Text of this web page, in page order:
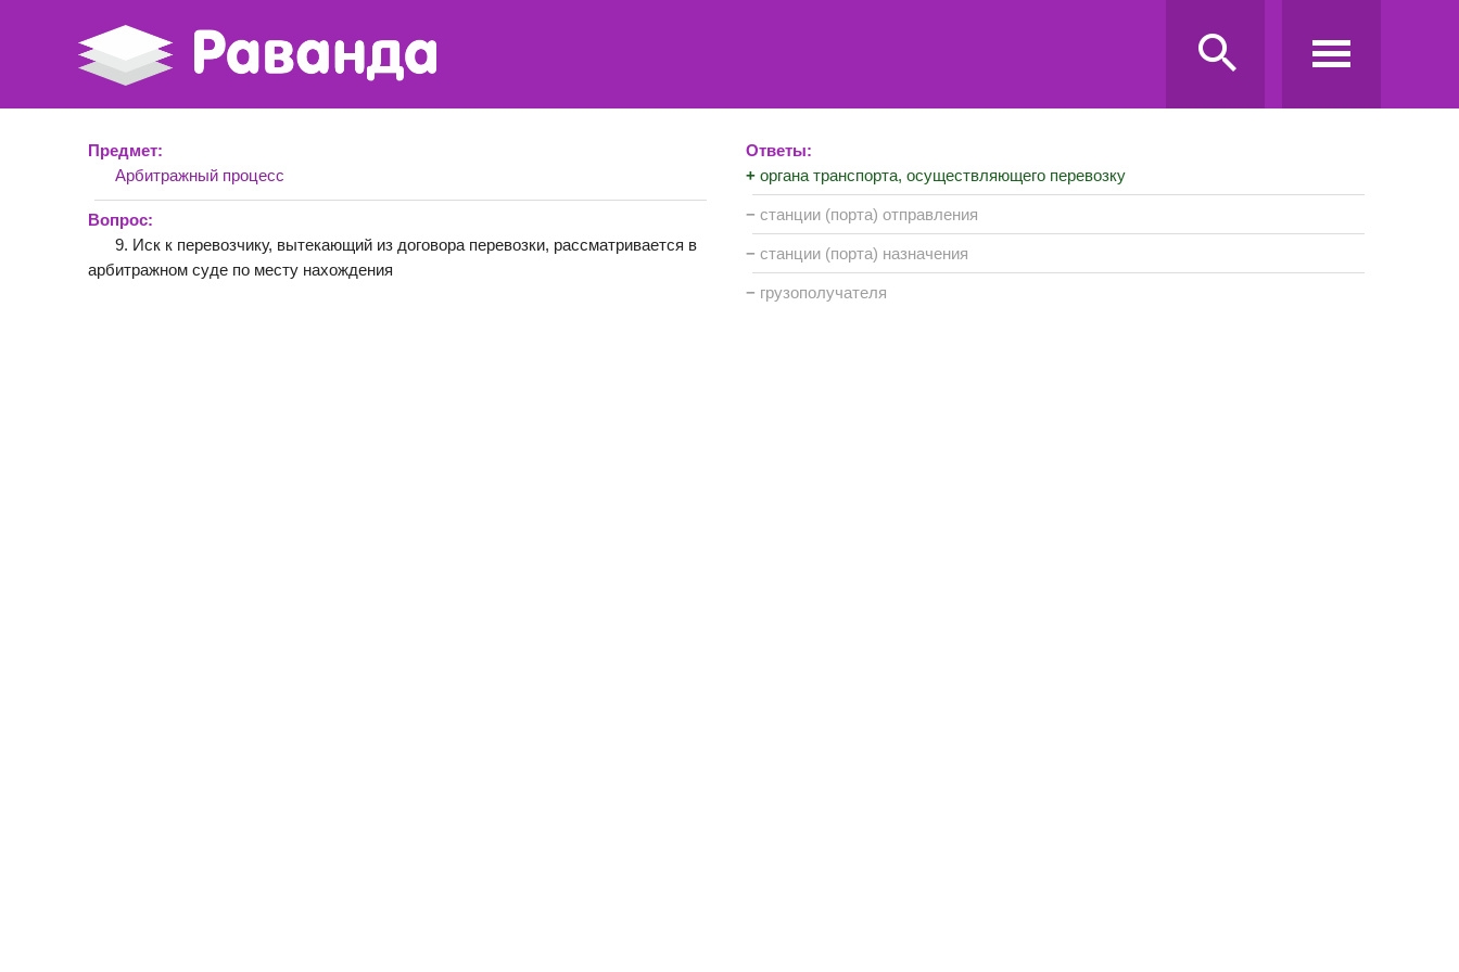
Предмет:
Арбитражный процесс
Вопрос:
9. Иск к перевозчику, вытекающий из договора перевозки, рассматривается в
арбитражном суде по месту нахождения
Ответы:
+ органа транспорта, осуществляющего перевозку
− станции (порта) отправления
− станции (порта) назначения
− грузополучателя